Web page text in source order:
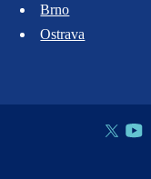
Brno
Ostrava